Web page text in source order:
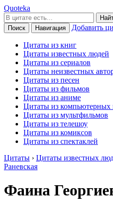
Quoteka
Поиск
Навигация Добавить
Цитаты из книг
Цитаты известных людей
Цитаты из сериалов
Цитаты неизвестных
Цитаты из песен
Цитаты из фильмов
Цитаты из аниме
Цитаты из компьютерных
Цитаты из мультфильмов
Цитаты из телешоу
Цитаты из комиксов
Цитаты из спектаклей
Цитаты › Цитаты известных
Раневская
Фаина